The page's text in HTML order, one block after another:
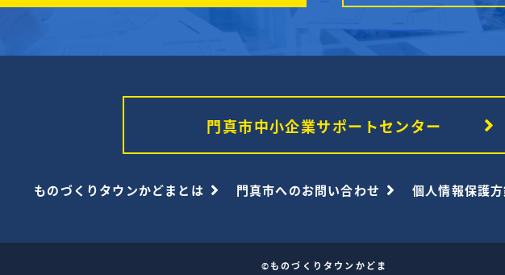
門真市中小企業サポートセンター
ものづくりタウンかどまとは 門真市へのお問い合わせ 個人情報保護
©ものづくりタウンかどま